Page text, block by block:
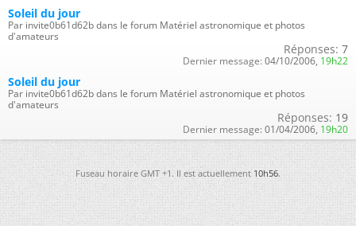
Soleil du jour
Par invite0b61d62b dans le forum Matériel astronomique et photos
d'amateurs
Réponses: 7
Dernier message: 04/10/2006, 19h22
Soleil du jour
Par invite0b61d62b dans le forum Matériel astronomique et photos
d'amateurs
Réponses: 19
Dernier message: 01/04/2006, 19h20
Fuseau horaire GMT +1. Il est actuellement10h56.